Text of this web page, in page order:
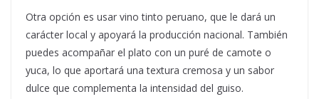
Otra opción es usar vino tinto peruano, que le dará un
carácter local y apoyará la producción nacional. También
puedes acompañar el plato con un puré de camote o
yuca, lo que aportará una textura cremosa y un sabor
dulce que complementa la intensidad del guiso.